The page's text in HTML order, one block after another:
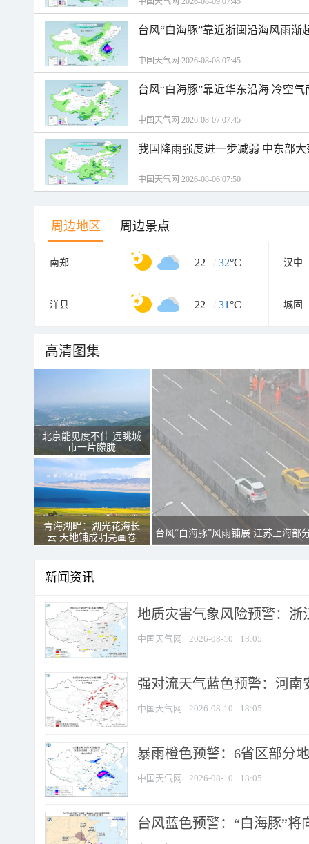
台风“白海豚”靠近浙闽沿海风雨渐
中国天气网 2026-08-08 07:45
台风“白海豚”靠近华东沿海 冷空
中国天气网 2026-08-07 07:45
我国降雨强度进一步减弱 中东部
中国天气网 2026-08-06 07:50
周边地区 周边景点
南郑 22 / 32°C 汉中
洋县 22 / 31°C 城固
高清图集
北京能见度不佳 远眺城
市一片朦胧
青海湖畔：湖光花海长
云 天地铺成明亮画卷
台风“白海豚”风雨铺展 江苏上海部
新闻资讯
地质灾害气象风险预警：浙
中国天气网 2026-08-10 18:05
强对流天气蓝色预警：河南
中国天气网 2026-08-10 18:05
暴雨橙色预警：6省区部分
中国天气网 2026-08-10 18:05
台风蓝色预警：“白海豚”